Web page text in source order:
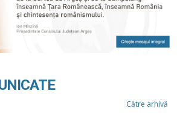
Către arhivă